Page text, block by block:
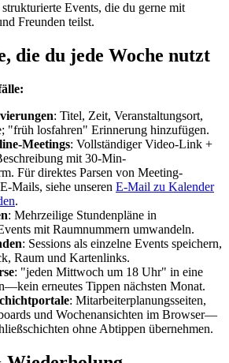
strukturierte Events, die du gerne mit
Freunden teilst.
die du jede Woche nutzt
: Titel, Zeit, Veranstaltungsort,
"früh losfahren" Erinnerung hinzufügen.
Meetings: Vollständiger Video-Link +
mit 30-Min-
Für direktes Parsen von Meeting-
Mails, siehe unseren E-Mail zu Kalender
.
: Mehrzeilige Stundenpläne in
mit Raumnummern umwandeln.
: Sessions als einzelne Events speichern,
Raum und Kartenlinks.
: "jeden Mittwoch um 18 Uhr" in eine
erneutes Tippen nächsten Monat.
: Mitarbeiterplanungsseiten,
und Wochenansichten im Browser—
ohne Abtippen übernehmen.